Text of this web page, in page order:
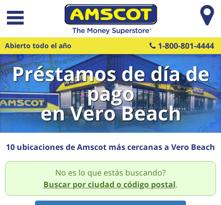
Saltar al contenido principal
Abierto todo el año 1-800-801-4444
Préstamos de día de
pago
en Vero Beach
10 ubicaciones de Amscot más cercanas a Vero Beach
No es lo que estás buscando?
Buscar por ciudad o código postal.